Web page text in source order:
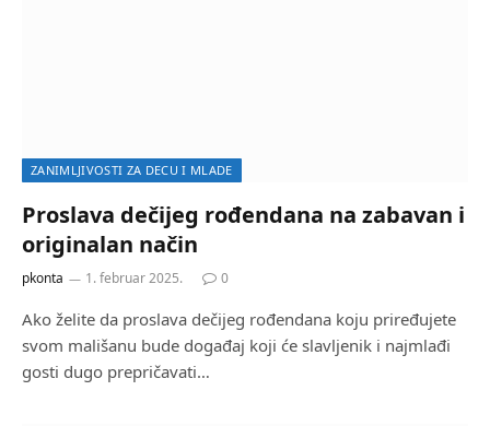
ZANIMLJIVOSTI ZA DECU I MLADE
Proslava dečijeg rođendana na zabavan i
originalan način
pkonta 1. februar 2025. 0
Ako želite da proslava dečijeg rođendana koju priređujete
svom mališanu bude događaj koji će slavljenik i najmlađi
gosti dugo prepričavati…